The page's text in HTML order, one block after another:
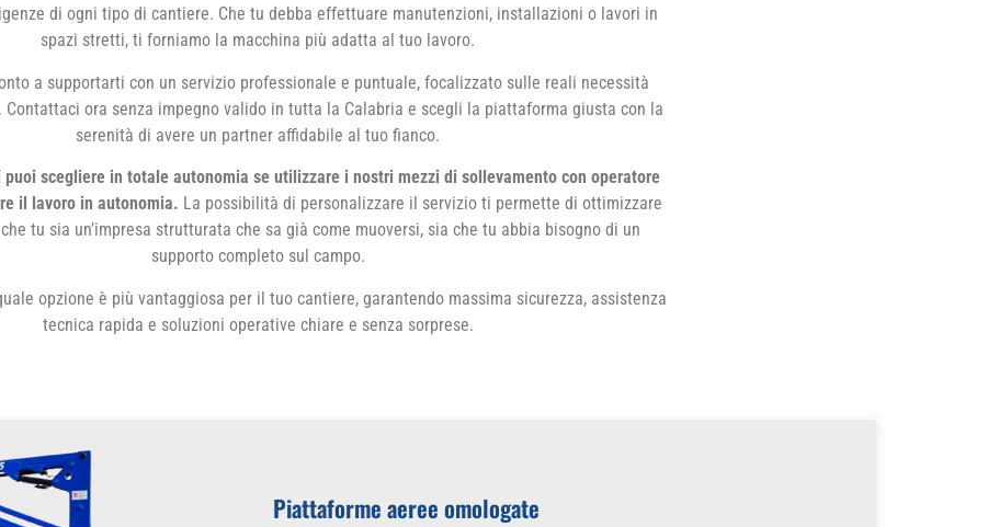
di ogni tipo di cantiere. Che tu debba effettuare manutenzioni, installazioni o lavori in
spazi stretti, ti forniamo la macchina più adatta al tuo lavoro.
a supportarti con un servizio professionale e puntuale, focalizzato sulle reali necessità
ora senza impegno valido in tutta la Calabria e scegli la piattaforma giusta con la
serenità di avere un partner affidabile al tuo fianco.
puoi scegliere in totale autonomia se utilizzare i nostri mezzi di sollevamento con operatore
il lavoro in autonomia. La possibilità di personalizzare il servizio ti permette di ottimizzare
tu sia un’impresa strutturata che sa già come muoversi, sia che tu abbia bisogno di un
supporto completo sul campo.
opzione è più vantaggiosa per il tuo cantiere, garantendo massima sicurezza, assistenza
tecnica rapida e soluzioni operative chiare e senza sorprese.
Piattaforme aeree omologate